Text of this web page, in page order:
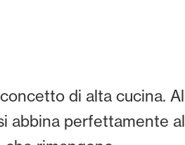
di alta cucina. Al
abbina perfettamente al